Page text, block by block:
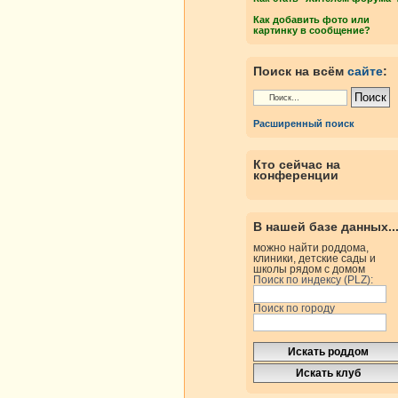
Как добавить фото или
картинку в сообщение?
Поиск на всём сайте:
Расширенный поиск
Кто сейчас на
конференции
В нашей базе данных...
можно найти роддома,
клиники, детские сады и
школы рядом с домом
Поиск по индексу (PLZ):
Поиск по городу